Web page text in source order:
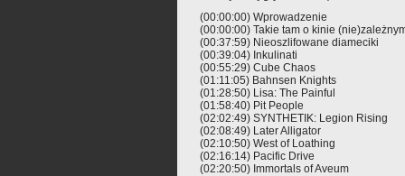
(00:00:00) Wprowadzenie
(00:00:00) Takie tam o kinie
(00:37:59) Nieoszlifowane diameciki
(00:39:04) Inkulinati
(00:55:29) Cube Chaos
(01:11:05) Bahnsen Knights
(01:28:50) Lisa: The Painful
(01:58:40) Pit People
(02:02:49) SYNTHETIK: Legion Rising
(02:08:49) Later Alligator
(02:10:50) West of Loathing
(02:16:14) Pacific Drive
(02:20:50) Immortals of Aveum